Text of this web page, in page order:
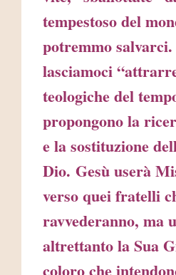
tempestoso del
potremmo
lasciamoci
teologiche del
propongono la
e la sostituzione
Dio. Gesù userà
verso quei fratelli
ravvederanno, ma
altrettanto la Sua